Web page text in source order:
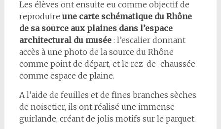
Les élèves ont ensuite eu comme objectif de
reproduire une carte schématique du Rhône
de sa source aux plaines dans l’espace
architectural du musée: l’escalier donnant
accès à une photo de la source du Rhône
comme point de départ, et le rez-de-chaussée
comme espace de plaine.
A l’aide de feuilles et de fines branches sèches
de noisetier, ils ont réalisé une immense
guirlande, créant de jolis motifs sur le parquet.